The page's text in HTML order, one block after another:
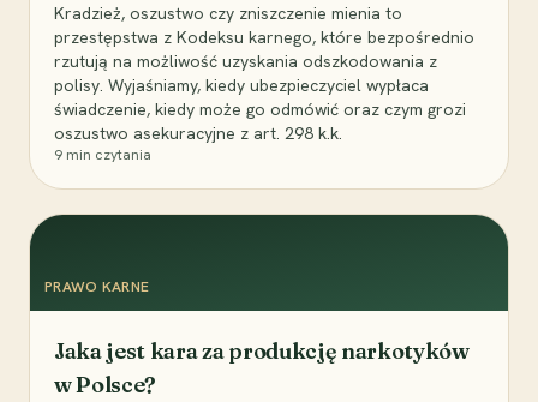
Kradzież, oszustwo czy zniszczenie mienia to
przestępstwa z Kodeksu karnego, które bezpośrednio
rzutują na możliwość uzyskania odszkodowania z
polisy. Wyjaśniamy, kiedy ubezpieczyciel wypłaca
świadczenie, kiedy może go odmówić oraz czym grozi
oszustwo asekuracyjne z art. 298 k.k.
9 min czytania
PRAWO KARNE
Jaka jest kara za produkcję narkotyków
w Polsce?